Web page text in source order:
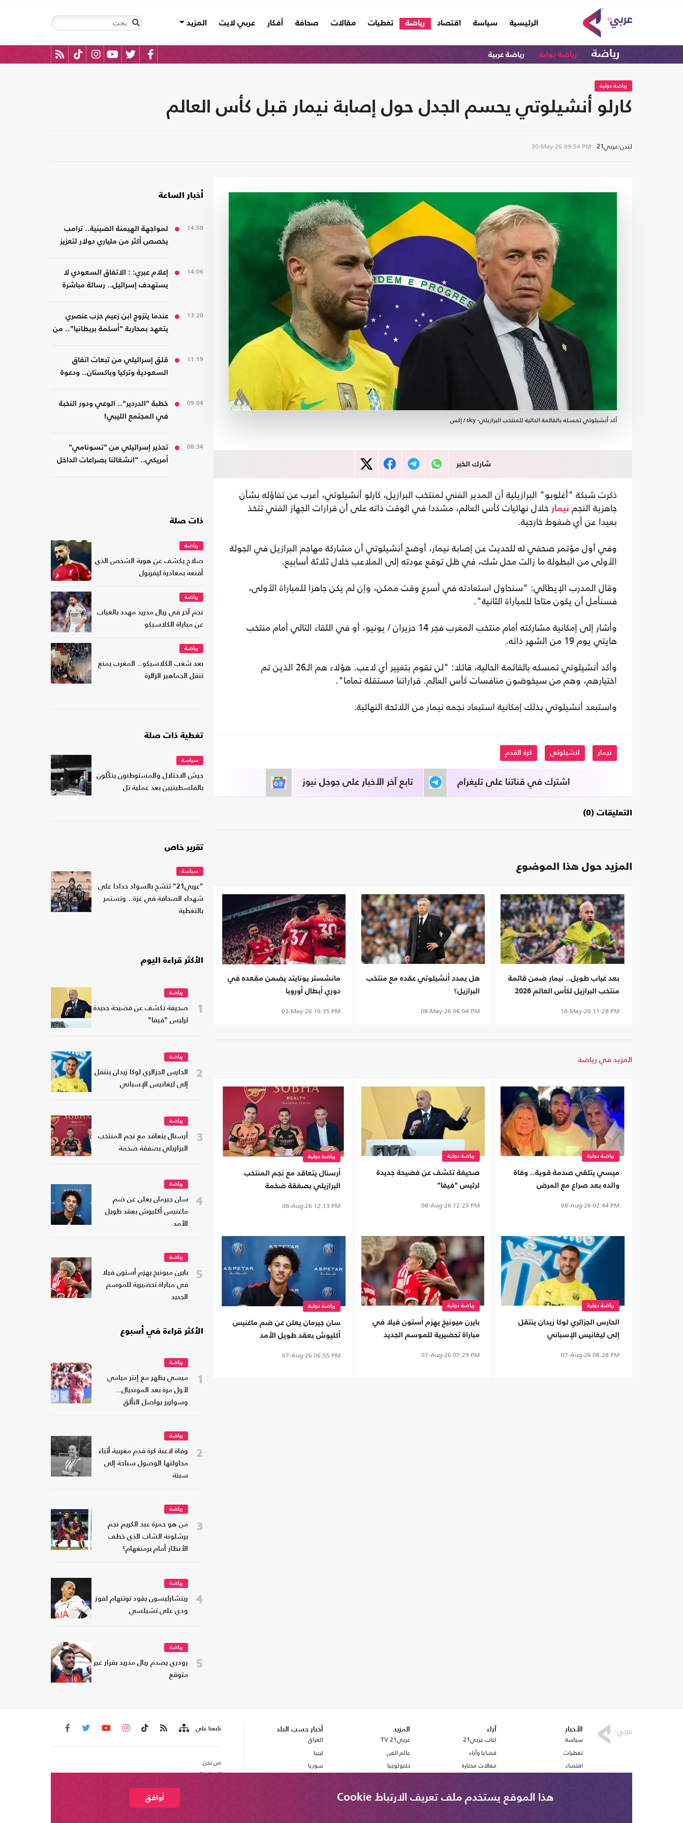
الرئيسية
(current) سياسة اقتصاد رياضة تغطيات مقالات صحافة أفكار عربي لايت المزيد
رياضة رياضة دولية رياضة عربية
رياضة دولية
كارلو أنشيلوتي يحسم الجدل حول إصابة نيمار قبل كأس العالم
لندن-عربي21 30-May-26 09:54 PM
أكد أنشيلوتي تمسكه بالقائمة الحالية للمنتخب البرازيلي- sky / إكس
شارك الخبر
ذكرت شبكة "أغلوبو" البرازيلية أن المدير الفني لمنتخب البرازيل، كارلو أنشيلوتي، أعرب عن تفاؤله بشأن
جاهزية النجم نيمار خلال نهائيات كأس العالم، مشددا في الوقت ذاته على أن قرارات الجهاز الفني تتخذ
بعيدا عن أي ضغوط خارجية.
وفي أول مؤتمر صحفي له للحديث عن إصابة نيمار، أوضح أنشيلوتي أن مشاركة مهاجم البرازيل في الجولة
الأولى من البطولة ما زالت محل شك، في ظل توقع عودته إلى الملاعب خلال ثلاثة أسابيع.
وقال المدرب الإيطالي: "سنحاول استعادته في أسرع وقت ممكن، وإن لم يكن جاهزا للمباراة الأولى،
فسنأمل أن يكون متاحا للمباراة الثانية".
وأشار إلى إمكانية مشاركته أمام منتخب المغرب فجر 14 حزيران / يونيو، أو في اللقاء التالي أمام منتخب
هايتي يوم 19 من الشهر ذاته.
وأكد أنشيلوتي تمسكه بالقائمة الحالية، قائلا: "لن نقوم بتغيير أي لاعب. هؤلاء هم الـ26 الذين تم
اختيارهم، وهم من سيخوضون منافسات كأس العالم. قراراتنا مستقلة تماما".
واستبعد أنشيلوتي بذلك إمكانية استبعاد نجمه نيمار من اللائحة النهائية.
نيمار انشيلوتي كرة القدم
تابع آخر الأخبار على جوجل نيوز اشترك في قناتنا على تليغرام
التعليقات (0)
المزيد حول هذا الموضوع
بعد غياب طويل.. نيمار ضمن قائمة
منتخب البرازيل لكأس العالم 2026
18-May-26 11:28 PM
هل يمدد أنشيلوتي عقده مع منتخب
البرازيل؟
08-May-26 06:04 PM
مانشستر يونايتد يضمن مقعده في
دوري أبطال أوروبا
03-May-26 10:35 PM
المزيد في رياضة
رياضة دولية
ميسي يتلقى صدمة قوية.. وفاة
والده بعد صراع مع المرض
08-Aug-26 02:44 PM
رياضة دولية
صحيفة تكشف عن فضيحة جديدة
لرئيس "فيفا"
08-Aug-26 12:25 PM
رياضة دولية
أرسنال يتعاقد مع نجم المنتخب
البرازيلي بصفقة ضخمة
08-Aug-26 12:13 PM
رياضة دولية
الحارس الجزائري لوكا زيدان ينتقل
إلى ليغانيس الإسباني
07-Aug-26 08:28 PM
رياضة دولية
بايرن ميونيخ يهزم أستون فيلا في
مباراة تحضيرية للموسم الجديد
07-Aug-26 07:29 PM
رياضة دولية
سان جيرمان يعلن عن ضم ماغنيس
أكليوش بعقد طويل الأمد
07-Aug-26 06:55 PM
أخبار الساعة
14:58
لمواجهة الهيمنة الصينية.. ترامب
يخصص أكثر من ملياري دولار لتعزيز
14:06
إعلام عبري: : الاتفاق السعودي لا
يستهدف إسرائيل.. رسالة مباشرة
13:20
عندما يتزوج ابن زعيم حزب عنصري
يتعهد بمحاربة "أسلمة بريطانيا".. من
11:19
قلق إسرائيلي من تبعات اتفاق
السعودية وتركيا وباكستان.. ودعوة
09:04
خطبة "الدردير".. الوعي ودور النخبة
في المجتمع الليبي!
08:34
تحذير إسرائيلي من "تسونامي"
أمريكي.. "انشغالنا بصراعات الداخل
ذات صلة
رياضة
صلاح يكشف عن هوية الشخص الذي
أقنعه بمغادرة ليفربول
رياضة
نجم آخر في ريال مدريد مهدد بالغياب
عن مباراة الكلاسيكو
رياضة
بعد شغب الكلاسيكو.. المغرب يمنع
تنقل الجماهير الزائرة
تغطية ذات صلة
سياسة
جيش الاحتلال والمستوطنون ينكّلون
بالفلسطينيين بعد عملية تل
تقرير خاص
سياسة
"عربي21" تتشح بالسواد حدادا على
شهداء الصحافة في غزة.. وتستمر
بالتغطية
الأكثر قراءة اليوم
1
رياضة
صحيفة تكشف عن فضيحة جديدة
لرئيس "فيفا"
2
رياضة
الحارس الجزائري لوكا زيدان ينتقل
إلى ليغانيس الإسباني
3
رياضة
أرسنال يتعاقد مع نجم المنتخب
البرازيلي بصفقة ضخمة
4
رياضة
سان جيرمان يعلن عن ضم
ماغنيس أكليوش بعقد طويل
الأمد
5
رياضة
بايرن ميونيخ يهزم أستون فيلا
في مباراة تحضيرية للموسم
الجديد
الأكثر قراءة في أسبوع
1
رياضة
ميسي يظهر مع إنتر ميامي
لأول مرة بعد المونديال..
وسواريز يواصل التألق
2
رياضة
وفاة لاعبة كرة قدم مغربية أثناء
محاولتها الوصول سباحة إلى
سبتة
3
رياضة
من هو حمزة عبد الكريم نجم
برشلونة الشاب الذي خطف
الأنظار أمام برمنغهام؟
4
رياضة
ريتشارليسون يقود توتنهام لفوز
ودي على تشيلسي
5
رياضة
رودري يصدم ريال مدريد بقرار غير
متوقع
الأخبار
سياسة
تغطيات
اقتصاد
آراء
كتاب عربي21
قضايا وآراء
مقالات مختارة
استطلاع رأي
المزيد
عربي21 TV
عالم الفن
تكنولوجيا
أخبار حسب البلد
العراق
ليبيا
سوريا
تابعنا على
من نحن
اتصل بنا
هذا الموقع يستخدم ملف تعريف الارتباط Cookie أوافق